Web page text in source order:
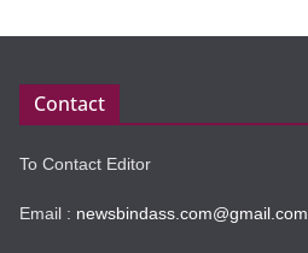
Contact
To Contact Editor
Email : newsbindass.com@gmail.com